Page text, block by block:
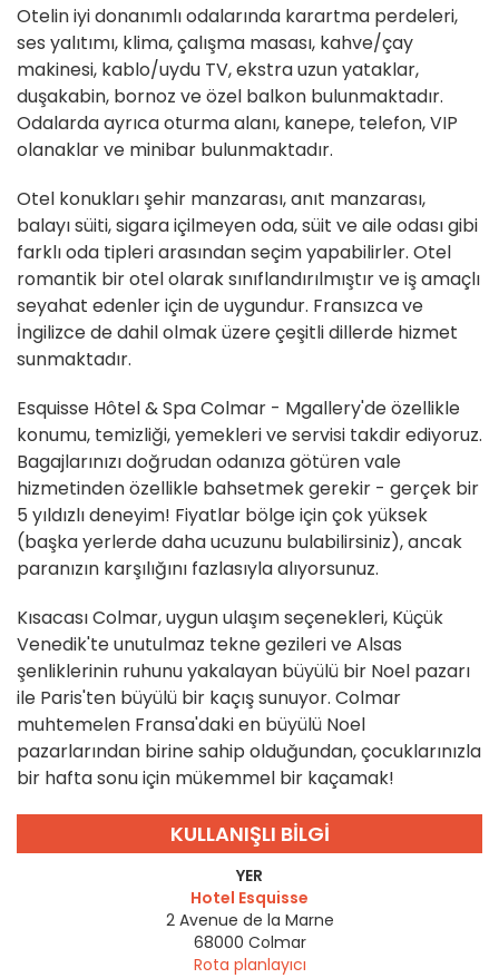
Otelin iyi donanımlı odalarında karartma perdeleri,
ses yalıtımı, klima, çalışma masası, kahve/çay
makinesi, kablo/uydu TV, ekstra uzun yataklar,
duşakabin, bornoz ve özel balkon bulunmaktadır.
Odalarda ayrıca oturma alanı, kanepe, telefon, VIP
olanaklar ve minibar bulunmaktadır.
Otel konukları şehir manzarası, anıt manzarası,
balayı süiti, sigara içilmeyen oda, süit ve aile odası gibi
farklı oda tipleri arasından seçim yapabilirler. Otel
romantik bir otel olarak sınıflandırılmıştır ve iş amaçlı
seyahat edenler için de uygundur. Fransızca ve
İngilizce de dahil olmak üzere çeşitli dillerde hizmet
sunmaktadır.
Esquisse Hôtel & Spa Colmar - Mgallery'de özellikle
konumu, temizliği, yemekleri ve servisi takdir ediyoruz.
Bagajlarınızı doğrudan odanıza götüren vale
hizmetinden özellikle bahsetmek gerekir - gerçek bir
5 yıldızlı deneyim! Fiyatlar bölge için çok yüksek
(başka yerlerde daha ucuzunu bulabilirsiniz), ancak
paranızın karşılığını fazlasıyla alıyorsunuz.
Kısacası Colmar, uygun ulaşım seçenekleri, Küçük
Venedik'te unutulmaz tekne gezileri ve Alsas
şenliklerinin ruhunu yakalayan büyülü bir Noel pazarı
ile Paris'ten büyülü bir kaçış sunuyor. Colmar
muhtemelen Fransa'daki en büyülü Noel
pazarlarından birine sahip olduğundan, çocuklarınızla
bir hafta sonu için mükemmel bir kaçamak!
KULLANIŞLI BILGI
YER
Hotel Esquisse
2 Avenue de la Marne
68000 Colmar
Rota planlayıcı